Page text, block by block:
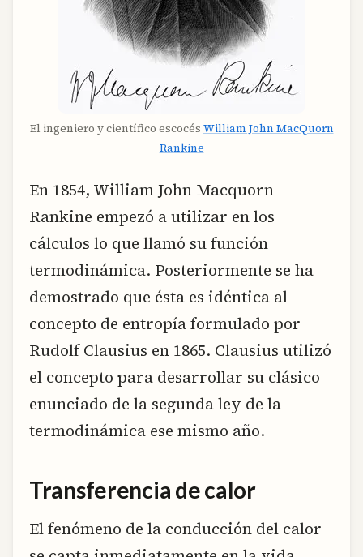
El ingeniero y científico escocés William John MacQuorn
Rankine
En 1854, William John Macquorn
Rankine empezó a utilizar en los
cálculos lo que llamó su función
termodinámica. Posteriormente se ha
demostrado que ésta es idéntica al
concepto de entropía formulado por
Rudolf Clausius en 1865. Clausius utilizó
el concepto para desarrollar su clásico
enunciado de la segunda ley de la
termodinámica ese mismo año.
Transferencia de calor
El fenómeno de la conducción del calor